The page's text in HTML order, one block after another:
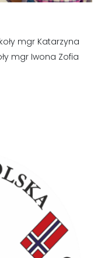
mgr Katarzyna
mgr Iwona Zofia